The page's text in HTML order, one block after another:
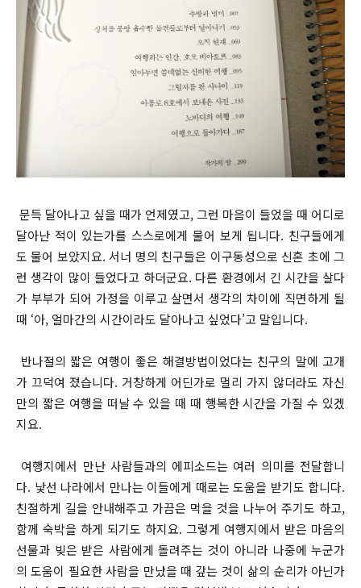
문득 달아나고 싶을 때가 언제였고, 그런 마음이 들었을 때 어디로
달아난 적이 있는가를 스스로에게 물어 보게 됩니다. 친구들에게
도 물어 보았지요. 서너 명의 친구들은 이구동성으로 신혼 초에 그
런 생각이 많이 들었다고 하더군요. 다른 환경에서 긴 시간을 살다
가 부부가 되어 가정을 이루고 살면서 생각의 차이에 직면하게 될
때 ‘아, 얼마간의 시간이라도 달아나고 싶었다’고 말입니다.
반나절의 짧은 여행이 좋은 해결방법이었다는 친구의 말에 고개
가 끄덕여 졌습니다. 거창하게 어딘가로 멀리 가지 않더라도 자신
만의 짧은 여행을 떠날 수 있을 때 때 행복한 시간을 가질 수 있겠
지요.
여행지에서 만난 사람들과의 에피소드는 여러 의미를 전달합니
다. 낯선 나라에서 만나는 이들에게 때로는 도움을 받기도 합니다.
친절하게 길을 안내해주고 가끔은 먹을 것을 나누어 주기도 하고,
함께 숙박을 하게 되기도 하지요. 그렇게 여행지에서 받은 마음의
선물과 빚은 받은 사람에게 돌려주는 것이 아니라 나중에 누군가
의 도움이 필요한 사람을 만났을 때 갚는 것이 삶의 순리가 아닌가